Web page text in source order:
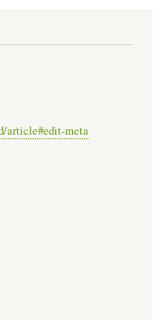
article#edit-meta